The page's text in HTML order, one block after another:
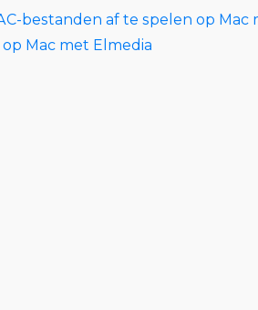
bestanden af te spelen op Mac
op Mac met Elmedia